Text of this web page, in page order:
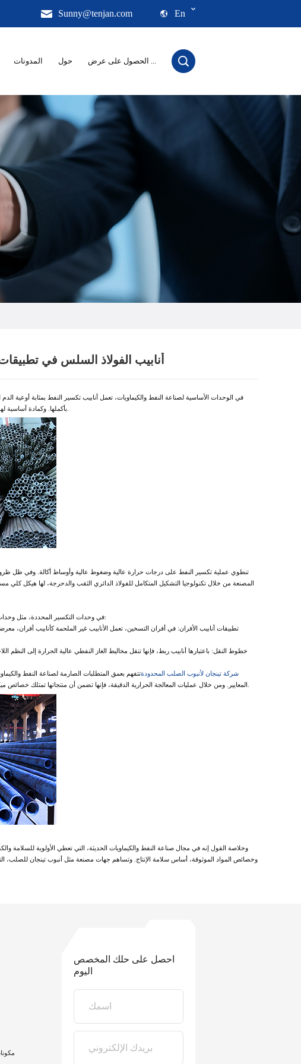
En
Sunny@tenjan.com
المدونات حول الحصول على عرض ...
أنابيب الفولاذ السلس في
في الوحدات الأساسية لصناعة النفط والكيماويات، تعمل أنابيب تكسير النفط بمثابة أوعية
بأكملها. وكمادة أساسية
تنطوي عملية تكسير النفط على درجات حرارة عالية وضغوط عالية وأوساط أكالة. وفي ظل
المصنعة من خلال تكنولوجيا التشكيل المتكامل للفولاذ الدائري الثقب والدحرجة، لها هيكل كلي
في وحدات التكسير المحددة، مثل وحدات التكسير المتأخر أو وحدات التكسير الحفاز للسوائل، تضطلع الأنابيب غير الملحومة في المقام الأول بمهمتين أساسيتين هما:
شركة تينجان لأنبوب الصلب المحدودةتتفهم بعمق المتطلبات الصارمة لصناعة النفط
وخلاصة القول إنه في مجال صناعة النفط والكيماويات الحديثة، التي تعطي الأولوية للسلامة
وخصائص المواد الموثوقة، أساس سلامة الإنتاج. وتساهم جهات مصنعة مثل أنبوب تينجان للصلب،
احصل على حلك المخصص
اليوم